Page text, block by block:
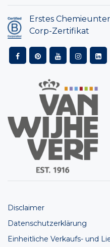
Erstes
Corp-Zertifikat
Disclaimer
Datenschutzerklärung
Einheitliche Verkaufs- und